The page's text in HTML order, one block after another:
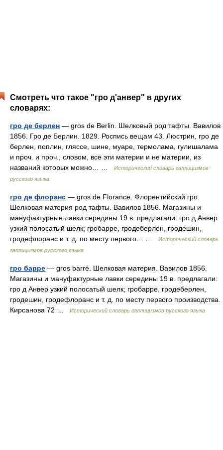
Смотреть что такое "гро д'анвер" в других
словарях:
гро де берлен — gros de Berlin. Шелковый род тафты. Вавилов
1856. Гро де Берлин. 1829. Роспись вещам 43. Люстрин, гро де
берлен, поплин, гляссе, шине, муаре, термолама, гулишалама
и проч. и проч., словом, все эти материи и не материи, из
названий которых можно… …
Исторический словарь галлицизмов
русского языка
гро де флоранс — gros de Florance. Флорентийский гро.
Шелковая материя род тафты. Вавилов 1856. Магазины и
мануфактурные лавки середины 19 в. предлагали: гро д Анвер
узкий полосатый шелк; гробарре, гродеберлен, гродешин,
гродефлоранс и т. д. по месту первого… …
Исторический словарь
галлицизмов русского языка
гро барре — gros barré. Шелковая материя. Вавилов 1856.
Магазины и мануфактурные лавки середины 19 в. предлагали:
гро д Анвер узкий полосатый шелк; гробарре, гродеберлен,
гродешин, гродефлоранс и т. д. по месту первого производства.
Кирсанова 72 …
Исторический словарь галлицизмов русского языка